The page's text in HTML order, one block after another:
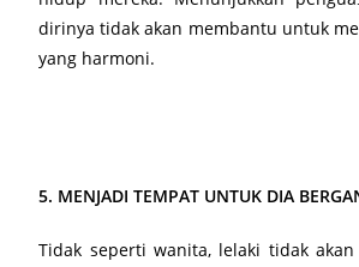
dirinya tidak akan membantu untuk
yang harmoni.
5. MENJADI TEMPAT UNTUK DIA
Tidak seperti wanita, lelaki tidak